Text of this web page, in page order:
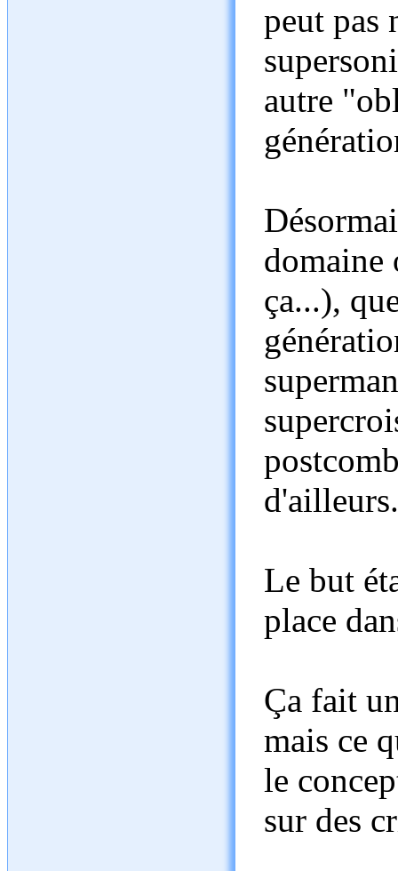
peut pas
autre
domaine
ça...),
Le but
place
Ça fait
mais ce
le
sur des